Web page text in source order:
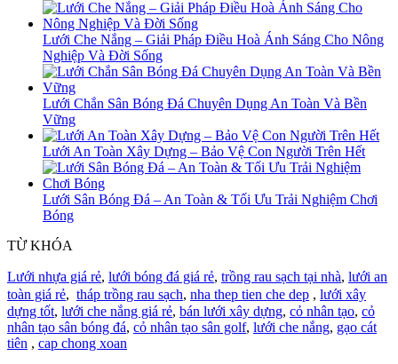
Lưới Che Nắng – Giải Pháp Điều Hoà Ánh Sáng Cho Nông
Nghiệp Và Đời Sống
Lưới Chắn Sân Bóng Đá Chuyên Dụng An Toàn Và Bền
Vững
Lưới An Toàn Xây Dựng – Bảo Vệ Con Người Trên Hết
Lưới Sân Bóng Đá – An Toàn & Tối Ưu Trải Nghiệm Chơi
Bóng
TỪ KHÓA
Lưới nhựa giá rẻ, lưới bóng đá giá rẻ, trồng rau sạch tại nhà, lưới an
toàn giá rẻ, tháp trồng rau sạch, nha thep tien che dep , lưới xây
dựng tốt, lưới che nắng giá rẻ, bán lưới xây dựng, cỏ nhân tạo, cỏ
nhân tạo sân bóng đá, cỏ nhân tạo sân golf, lưới che nắng, gạo cát
tiên , cap chong xoan